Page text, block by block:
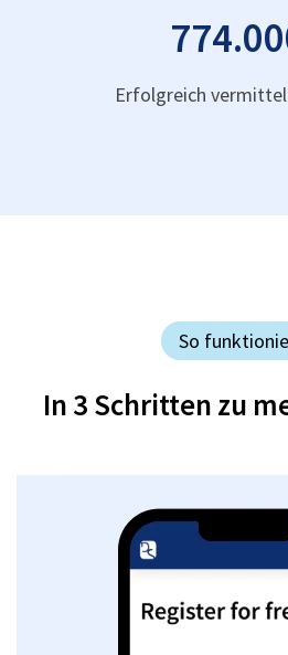
Erfolgreich
So
In 3 Schritten zu